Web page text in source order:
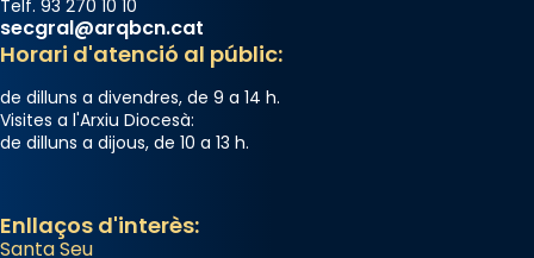
Telf. 93 270 10 10
secgral@arqbcn.cat
Horari d'atenció al públic:
de dilluns a divendres, de 9 a 14 h.
Visites a l'Arxiu Diocesà:
de dilluns a dijous, de 10 a 13 h.
Enllaços d'interès:
Santa Seu